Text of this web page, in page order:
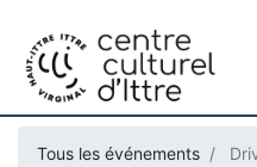
Tous les événements